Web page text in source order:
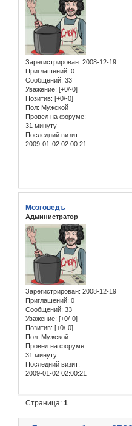
Зарегистрирован: 2008-12-19
Приглашений: 0
Сообщений: 33
Уважение: [+0/-0]
Позитив: [+0/-0]
Пол: Мужской
Провел на форуме:
31 минуту
Последний визит:
2009-01-02 02:00:21
Мозговедъ
Администратор
Зарегистрирован: 2008-12-19
Приглашений: 0
Сообщений: 33
Уважение: [+0/-0]
Позитив: [+0/-0]
Пол: Мужской
Провел на форуме:
31 минуту
Последний визит:
2009-01-02 02:00:21
Страница:1